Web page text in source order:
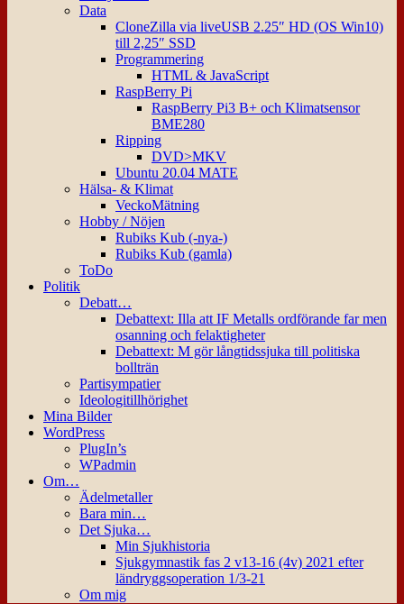
Data
CloneZilla via liveUSB 2.25″ HD (OS Win10)
till 2,25″ SSD
Programmering
HTML & JavaScript
RaspBerry Pi
RaspBerry Pi3 B+ och Klimatsensor
BME280
Ripping
DVD>MKV
Ubuntu 20.04 MATE
Hälsa- & Klimat
VeckoMätning
Hobby / Nöjen
Rubiks Kub (-nya-)
Rubiks Kub (gamla)
ToDo
Politik
Debatt…
Debattext: Illa att IF Metalls ordförande far men
osanning och felaktigheter
Debattext: M gör långtidssjuka till politiska
bollträn
Partisympatier
Ideologitillhörighet
Mina Bilder
WordPress
PlugIn’s
WPadmin
Om…
Ädelmetaller
Bara min…
Det Sjuka…
Min Sjukhistoria
Sjukgymnastik fas 2 v13-16 (4v) 2021 efter
ländryggsoperation 1/3-21
Om mig